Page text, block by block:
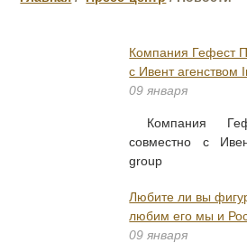
Компания Гефест
с Ивент агенством
09 января
Компания
совместно с
group
Любите ли вы
любим его мы и
09 января